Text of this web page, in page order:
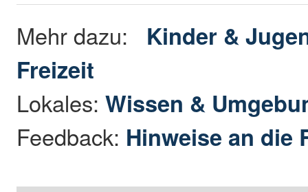
Mehr dazu: Kinder &
Freizeit
Lokales:Wissen &
Feedback: Hinweise an die